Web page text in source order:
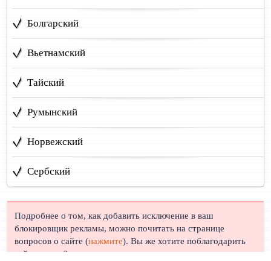
Болгарский
Вьетнамский
Тайский
Румынский
Норвежский
Сербский
Подробнее о том, как добавить исключение в ваш
блокировщик рекламы, можно почитать на странице
вопросов о сайте (нажмите). Вы же хотите поблагодарить
сайт, правда?